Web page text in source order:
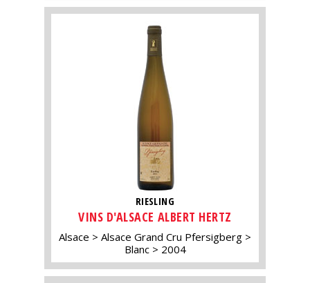
RIESLING
VINS D'ALSACE ALBERT HERTZ
Alsace
Alsace Grand Cru Pfersigberg
Blanc
2004